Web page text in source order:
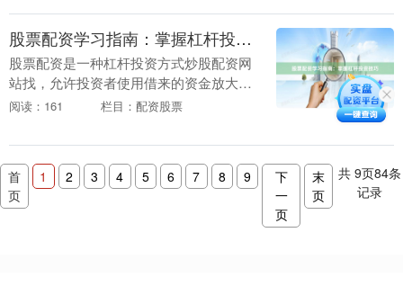
**....
股票配资学习指南：掌握杠杆投资技巧
股票配资是一种杠杆投资方式炒股配资网
站找，允许投资者使用借来的资金放大投
资收益。然而，配资也伴随着更高的风
重要。 **配资的....
阅读：161 栏目：配资股票
首
页
1 2 3 4 5 6 7 8 9
下
一
页
末
页
共9页84条
记录